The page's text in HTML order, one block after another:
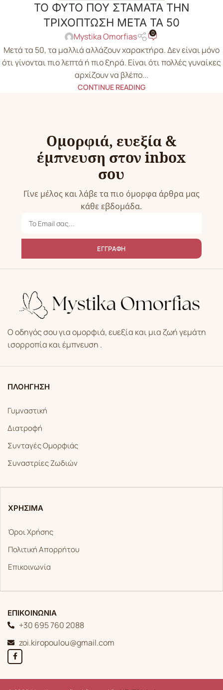
ΤΟ ΦΥΤΟ ΠΟΥ ΣΤΑΜΑΤΑ ΤΗΝ
ΤΡΙΧΟΠΤΩΣΗ ΜΕΤΑ ΤΑ 50
Mystika Omorfias 0
Μετά τα 50, τα μαλλιά αλλάζουν χαρακτήρα. Δεν είναι μόνο
ότι γίνονται πιο λεπτά ή πιο ξηρά. Είναι ότι πολλές γυναίκες
αρχίζουν να βλέπο...
CONTINUE READING
Ομορφιά, ευεξία &
έμπνευση στον inbox
σου
Γίνε μέλος και λάβε τα πιο όμορφα άρθρα μας
κάθε εβδομάδα.
ΕΓΓΡΑΦΗ
Ο οδηγός σου για ομορφιά, ευεξία και μια ζωή γεμάτη
ισορροπία και έμπνευση .
ΠΛΟΗΓΗΣΗ
Γυμναστική
Διατροφή
Συνταγές Ομορφιάς
Συναστρίες Ζωδιών
ΧΡΗΣΙΜΑ
Όροι Χρήσης
Πολιτική Απορρήτου
Επικοινωνία
ΕΠΙΚΟΙΝΩΝΙΑ
+30 695 760 2088
zoi.kiropoulou@gmail.com